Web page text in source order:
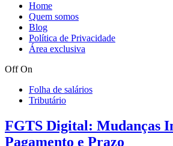
Home
Quem somos
Blog
Política de Privacidade
Área exclusiva
Off On
Folha de salários
Tributário
FGTS Digital: Mudanças
Pagamento e Prazo